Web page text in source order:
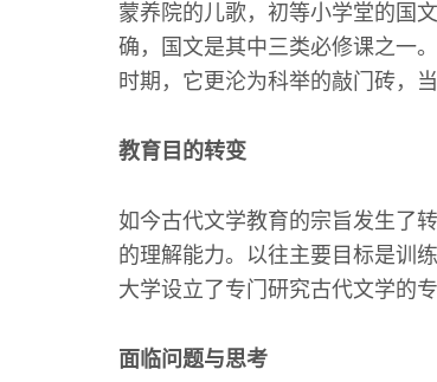
蒙养院的儿歌，初等小学堂的国
确，国文是其中三类必修课之一
时期，它更沦为科举的敲门砖，
教育目的转变
如今古代文学教育的宗旨发生了
的理解能力。以往主要目标是训
大学设立了专门研究古代文学的
面临问题与思考